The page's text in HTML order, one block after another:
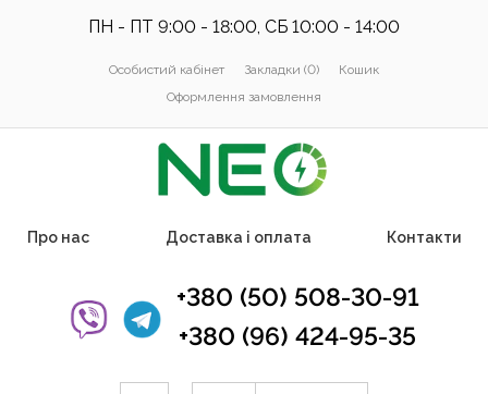
ПН - ПТ 9:00 - 18:00, СБ 10:00 - 14:00
Особистий кабінет Закладки (0)
Кошик
Оформлення замовлення
Про нас Доставка і оплата Контакти
+380 (50) 508-30-91
+380 (96) 424-95-35